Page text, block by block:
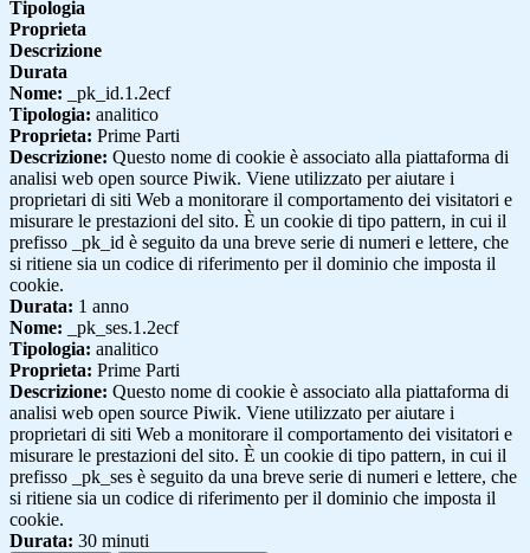
Tipologia
Proprieta
Descrizione
Durata
Nome: _pk_id.1.2ecf
Tipologia: analitico
Proprieta: Prime Parti
Descrizione: Questo nome di cookie è associato alla piattaforma di
analisi web open source Piwik. Viene utilizzato per aiutare i
proprietari di siti Web a monitorare il comportamento dei visitatori e
misurare le prestazioni del sito. È un cookie di tipo pattern, in cui il
prefisso _pk_id è seguito da una breve serie di numeri e lettere, che
si ritiene sia un codice di riferimento per il dominio che imposta il
cookie.
Durata: 1 anno
Nome: _pk_ses.1.2ecf
Tipologia: analitico
Proprieta: Prime Parti
Descrizione: Questo nome di cookie è associato alla piattaforma di
analisi web open source Piwik. Viene utilizzato per aiutare i
proprietari di siti Web a monitorare il comportamento dei visitatori e
misurare le prestazioni del sito. È un cookie di tipo pattern, in cui il
prefisso _pk_ses è seguito da una breve serie di numeri e lettere, che
si ritiene sia un codice di riferimento per il dominio che imposta il
cookie.
Durata: 30 minuti